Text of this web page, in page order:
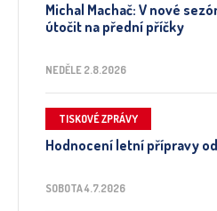
Michal Machač: V nové
útočit na přední příčky
NEDĚLE 2.8.2026
TISKOVÉ ZPRÁVY
Hodnocení letní přípravy
SOBOTA 4.7.2026